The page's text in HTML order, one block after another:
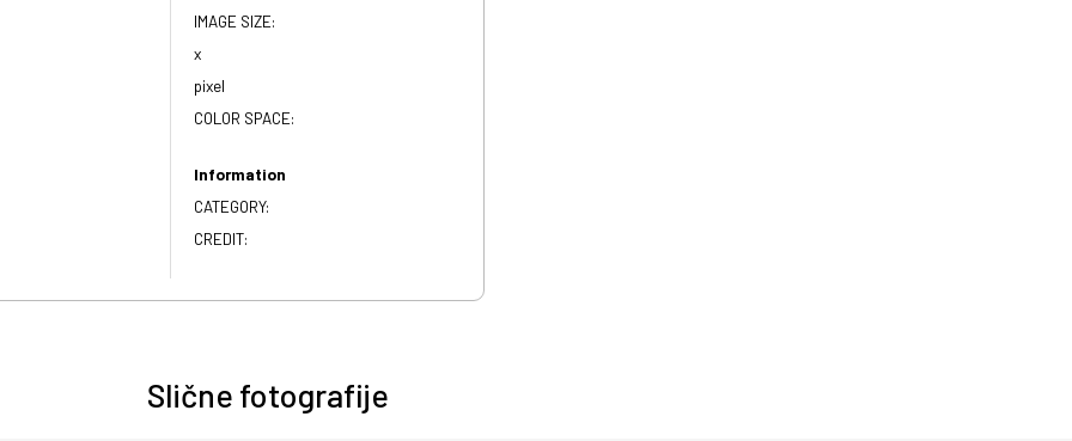
IMAGE SIZE:
x
pixel
COLOR SPACE:
Information
CATEGORY:
CREDIT:
Slične fotografije